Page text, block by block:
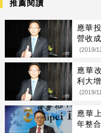
推薦閱讀
應華
營收
(2019/
應華
利大
(2019/
應華
年整